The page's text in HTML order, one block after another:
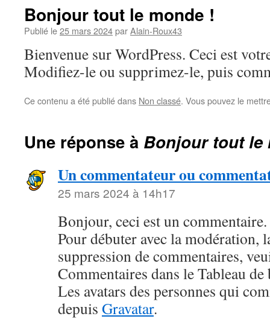
Bonjour tout le monde !
Publié le25 mars 2024parAlain-Roux43
Bienvenue sur WordPress. Ceci est
Modifiez-le ou supprimez-le, puis
Ce contenu a été publié dans Non classé. Vous pouvez le
Une réponse à Bonjour tout le
Un commentateur ou
25 mars 2024 à 14h17
Bonjour, ceci est un commentaire.
Pour débuter avec la modération,
suppression de commentaires,
Commentaires dans le Tableau de
Les avatars des personnes qui
depuis Gravatar.